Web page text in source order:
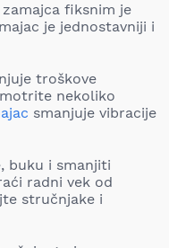
fiksnim je
je jednostavniji i
troškove
nekoliko
smanjuje vibracije
buku i smanjiti
radni vek od
stručnjake i